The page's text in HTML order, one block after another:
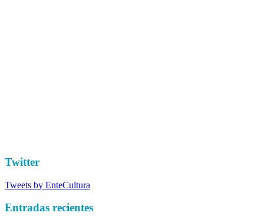
Twitter
Tweets by EnteCultura
Entradas recientes